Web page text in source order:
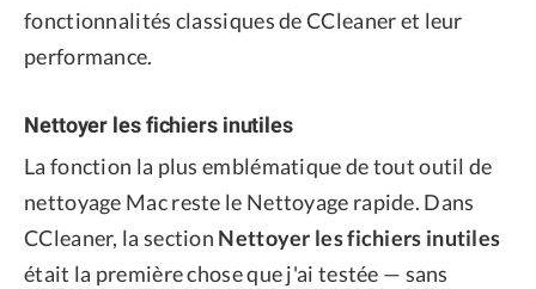
fonctionnalités classiques de CCleaner et leur
performance.
Nettoyer les fichiers inutiles
La fonction la plus emblématique de tout outil de
nettoyage Mac reste le Nettoyage rapide. Dans
CCleaner, la section Nettoyer les fichiers inutiles
était la première chose que j'ai testée — sans